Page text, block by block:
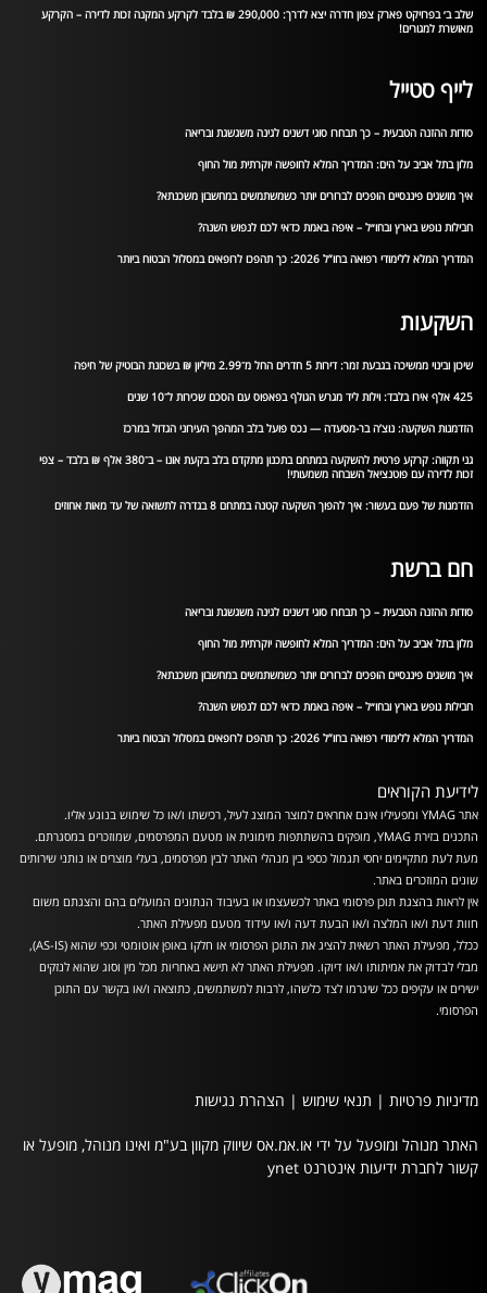
שלב ב׳ בפרויקט פארק צפון חדרה יצא לדרך: 290,000 ₪ בלבד לקרקע המקנה זכות לדירה – הקרקע
מאושרת למגורים!
לייף סטייל
סודות ההזנה הטבעית – כך תבחרו סוגי דשנים לגינה משגשגת ובריאה
מלון בתל אביב על הים: המדריך המלא לחופשה יוקרתית מול החוף
איך מושגים פיננסיים הופכים לברורים יותר כשמשתמשים במחשבון משכנתא?
חבילות נופש בארץ ובחו״ל – איפה באמת כדאי לכם לנפוש השנה?
המדריך המלא ללימודי רפואה בחו”ל 2026: כך תהפכו לרופאים במסלול הבטוח ביותר
השקעות
שיכון ובינוי ממשיכה בגבעת זמר: דירות 5 חדרים החל מ־2.99 מיליון ₪ בשכונת הבוטיק של חיפה
425 אלף אירו בלבד: וילות ליד מגרש הגולף בפאפוס עם הסכם שכירות ל־10 שנים
הזדמנות השקעה: נוצ’ה בר-מסעדה — נכס פועל בלב המהפך העירוני הגדול במרכז
גני תקווה: קרקע פרטית להשקעה במתחם בתכנון מתקדם בלב בקעת אונו – ב־380 אלף ₪ בלבד – צפי
זכות לדירה עם פוטנציאל השבחה משמעותי!
הזדמנות של פעם בעשור: איך להפוך השקעה קטנה במתחם 8 בגדרה לתשואה של עד מאות אחוזים
חם ברשת
סודות ההזנה הטבעית – כך תבחרו סוגי דשנים לגינה משגשגת ובריאה
מלון בתל אביב על הים: המדריך המלא לחופשה יוקרתית מול החוף
איך מושגים פיננסיים הופכים לברורים יותר כשמשתמשים במחשבון משכנתא?
חבילות נופש בארץ ובחו״ל – איפה באמת כדאי לכם לנפוש השנה?
המדריך המלא ללימודי רפואה בחו”ל 2026: כך תהפכו לרופאים במסלול הבטוח ביותר
לידיעת הקוראים
אתר YMAG ומפעיליו אינם אחראים למוצר המוצג לעיל, רכישתו ו/או כל שימוש בנוגע אליו.
התכנים בזירת YMAG, מופקים בהשתתפות מימונית או מטעם המפרסמים, שמוזכרים במסגרתם.
מעת לעת מתקיימים יחסי תגמול כספי בין מנהלי האתר לבין מפרסמים, בעלי מוצרים או נותני שירותים
שונים המוזכרים באתר.
אין לראות בהצגת תוכן פרסומי באתר לכשעצמו או בעיבוד הנתונים המועלים בהם והצגתם משום
חוות דעת ו/או המלצה ו/או הבעת דעה ו/או עידוד מטעם מפעילת האתר.
ככלל, מפעילת האתר רשאית להציג את התוכן הפרסומי או חלקו באופן אוטומטי וכפי שהוא (AS-IS),
מבלי לבדוק את אמיתותו ו/או דיוקו. מפעילת האתר לא תישא באחריות מכל מין וסוג שהוא לנזקים
ישירים או עקיפים ככל שיגרמו לצד כלשהו, לרבות למשתמשים, כתוצאה ו/או בקשר עם התוכן
הפרסומי.
מדיניות פרטיות | תנאי שימוש | הצהרת נגישות
האתר מנוהל ומופעל על ידי או.אמ.אס שיווק מקוון בע"מ ואינו מנוהל, מופעל או
קשור לחברת ידיעות אינטרנט ynet